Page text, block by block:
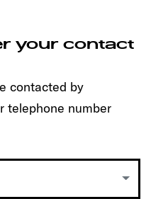
you!
your contact
contacted by
telephone number